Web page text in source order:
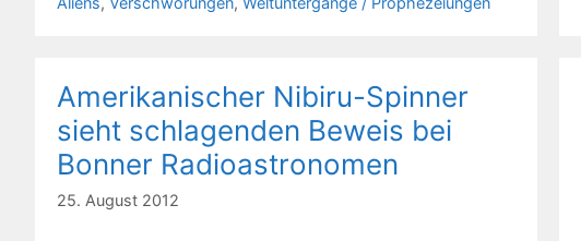
Amerikanischer Nibiru-Spinner
sieht schlagenden Beweis bei
Bonner Radioastronomen
25. August 2012